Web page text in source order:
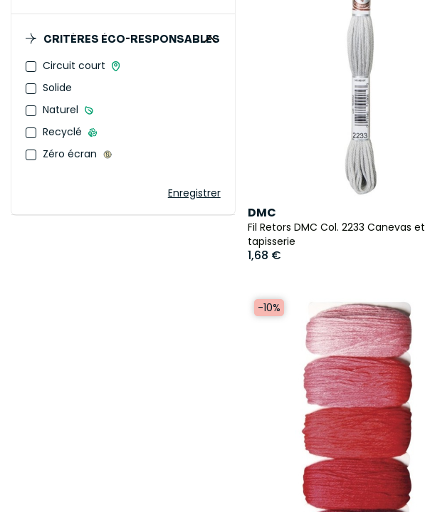
CRITÈRES ÉCO-RESPONSABLES
Circuit court
Solide
Naturel
Recyclé
Zéro écran
Enregistrer
DMC
Fil Retors DMC Col. 2233 Canevas et
tapisserie
1,68 €
-10%